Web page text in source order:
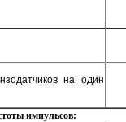
на один
импульсов: